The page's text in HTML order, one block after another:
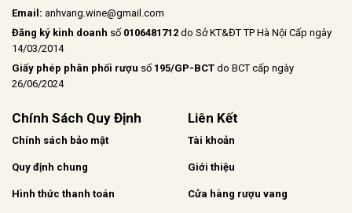
Email: anhvang.wine@gmail.com
Đăng ký kinh doanh số 0106481712 do Sở KT&ĐT TP Hà Nội Cấp ngày
14/03/2014
Giấy phép phân phối rượu số 195/GP-BCT do BCT cấp ngày
26/06/2024
Chính Sách Quy Định
Chính sách bảo mật
Quy định chung
Hình thức thanh toán
Liên Kết
Tài khoản
Giới thiệu
Cửa hàng rượu vang